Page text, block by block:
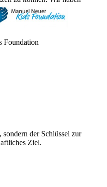
Foundation
der Schlüs­sel zur
Ziel.